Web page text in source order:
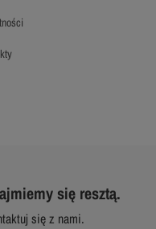
się resztą.
się z nami.